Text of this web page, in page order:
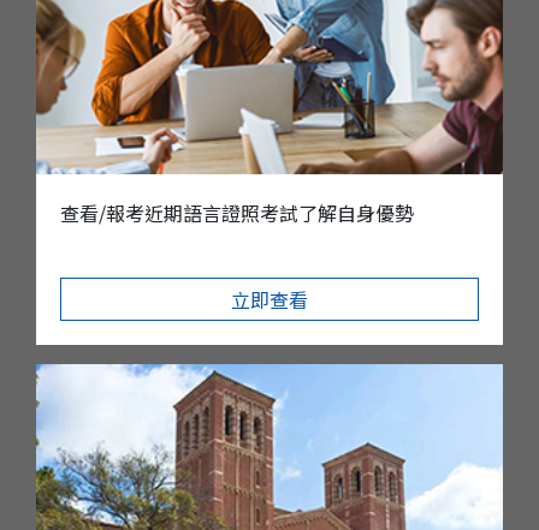
查看/報考近期語言證照考試了解自身優勢
立即查看